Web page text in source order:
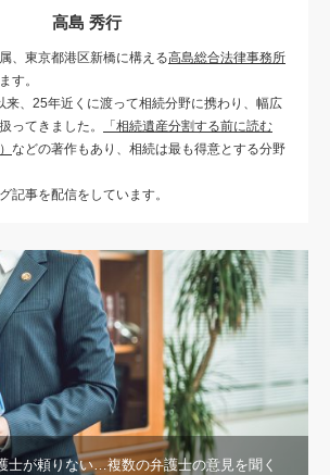
高島 秀行
、東京都港区新橋に構える高島総合法律事務所
す。
来、25年近くに渡って相続分野に携わり、幅広
ってきました。
「相続遺産分割する前に読む
などの著作もあり、相続は最も得意とする分野
記事を配信をしています。
士が頼りない…複数の弁護士の意見を聞く